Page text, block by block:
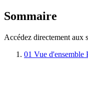
Sommaire
Accédez directement aux
01 Vue d'ensemble